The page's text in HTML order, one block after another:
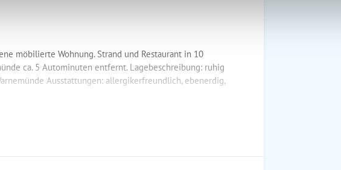
möbilierte Wohnung. Strand und Restaurant in 10
ca. 5 Autominuten entfernt. Lagebeschreibung: ruhig
Ausstattungen: allergikerfreundlich, ebenerdig,